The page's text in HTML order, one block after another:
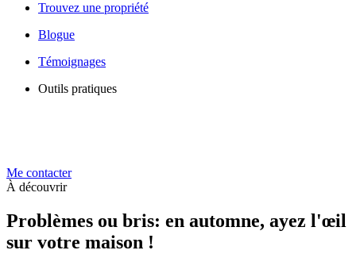
Trouvez une propriété
Blogue
Témoignages
Outils pratiques
Me contacter
À découvrir
Problèmes ou bris: en automne, ayez l'œil
sur votre maison !